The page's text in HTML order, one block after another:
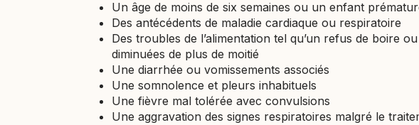
Un âge de moins de six semaines ou un enfant
Des antécédents de maladie cardiaque ou respiratoire
Des troubles de l’alimentation tel qu’un refus de boire
diminuées de plus de moitié
Une diarrhée ou vomissements associés
Une somnolence et pleurs inhabituels
Une fièvre mal tolérée avec convulsions
Une aggravation des signes respiratoires malgré le